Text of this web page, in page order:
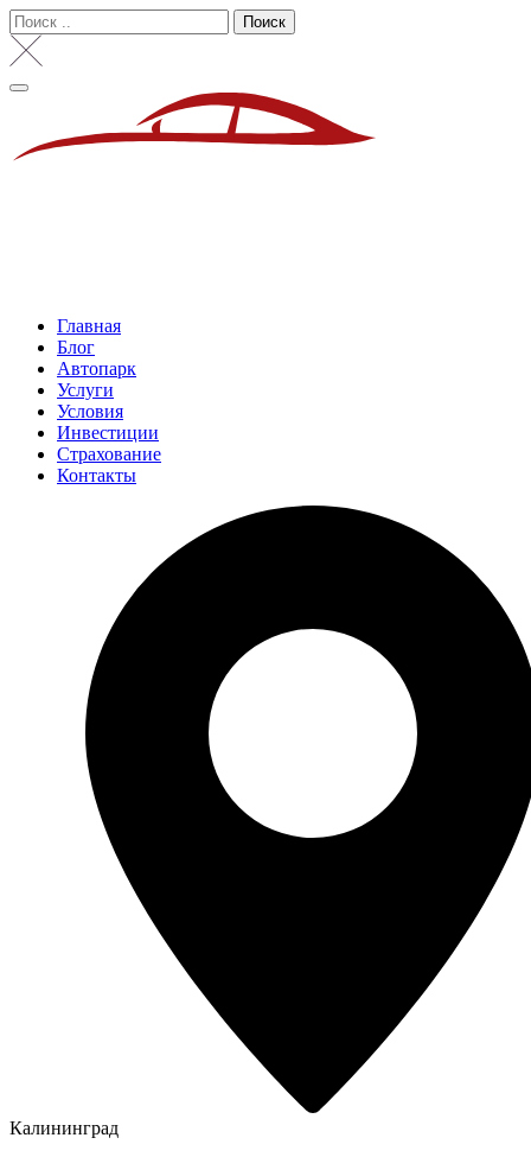
Поиск
Главная
Блог
Автопарк
Услуги
Условия
Инвестиции
Страхование
Контакты
Калининград